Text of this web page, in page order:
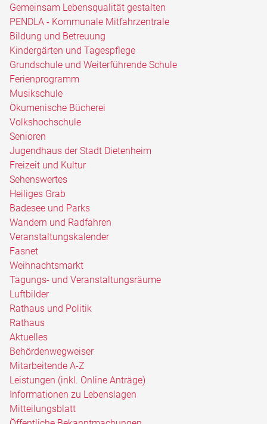
Gemeinsam Lebensqualität gestalten
PENDLA - Kommunale Mitfahrzentrale
Bildung und Betreuung
Kindergärten und Tagespflege
Grundschule und Weiterführende Schule
Ferienprogramm
Musikschule
Ökumenische Bücherei
Volkshochschule
Senioren
Jugendhaus der Stadt Dietenheim
Freizeit und Kultur
Sehenswertes
Heiliges Grab
Badesee und Parks
Wandern und Radfahren
Veranstaltungskalender
Fasnet
Weihnachtsmarkt
Tagungs- und Veranstaltungsräume
Luftbilder
Rathaus und Politik
Rathaus
Aktuelles
Behördenwegweiser
Mitarbeitende A-Z
Leistungen (inkl. Online Anträge)
Informationen zu Lebenslagen
Mitteilungsblatt